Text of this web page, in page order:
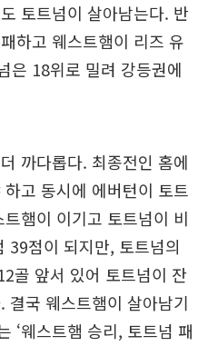
토트넘이 살아남는다. 반
하고 웨스트햄이 리즈 유
은 18위로 밀려 강등권에
까다롭다. 최종전인 홈에
고 동시에 에버턴이 토트
햄이 이기고 토트넘이 비
39점이 되지만, 토트넘의
골 앞서 있어 토트넘이 잔
결국 웨스트햄이 살아남기
‘웨스트햄 승리, 토트넘 패